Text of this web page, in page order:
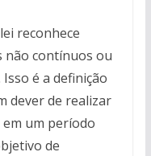
reconhece
não contínuos ou
é a definição
dever de realizar
um período
de